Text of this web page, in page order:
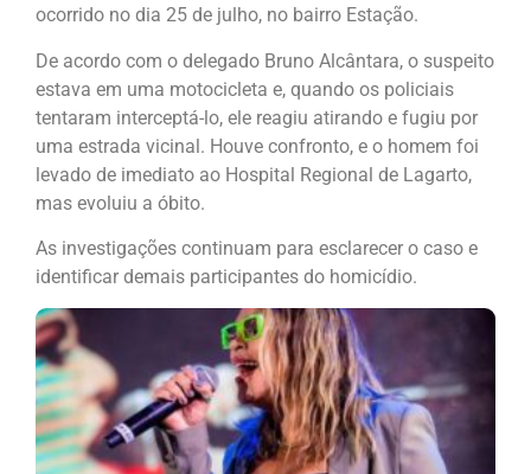
ocorrido no dia 25 de julho, no bairro Estação.
De acordo com o delegado Bruno Alcântara, o suspeito
estava em uma motocicleta e, quando os policiais
tentaram interceptá-lo, ele reagiu atirando e fugiu por
uma estrada vicinal. Houve confronto, e o homem foi
levado de imediato ao Hospital Regional de Lagarto,
mas evoluiu a óbito.
As investigações continuam para esclarecer o caso e
identificar demais participantes do homicídio.